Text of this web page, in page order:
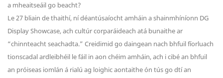
a mheaitseáil go beacht?
Le 27 bliain de thaithí, ní déantúsaíocht amháin a shainmhíníonn DG
Display Showcase, ach cultúr corparáideach atá bunaithe ar
“chinnteacht seachadta.” Creidimid go daingean nach bhfuil fíorluach
tionscadal ardleibhéil le fáil in aon chéim amháin, ach i cibé an bhfuil
an próiseas iomlán á rialú ag loighic aontaithe ón tús go dtí an